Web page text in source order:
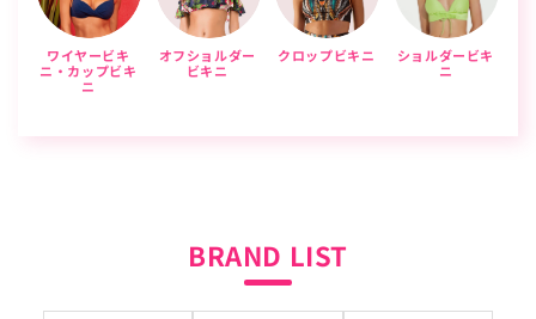
ワイヤービキ
ニ・カップビキ
ニ
オフショルダー
ビキニ
クロップビキニ
ショルダービキ
ニ
BRAND LIST